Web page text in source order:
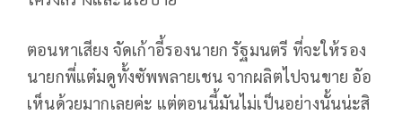
ตอนหาเสียง จัดเก้าอี้รองนายก รัฐมนตรี ที่จะให้รอง
นายกพี่แต๋มดูทั้งซัพพลายเชน จากผลิตไปจนขาย อัอ
เห็นด้วยมากเลยค่ะ แต่ตอนนี้มันไม่เป็นอย่างนั้นน่ะสิ